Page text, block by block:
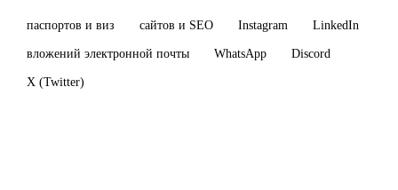
паспортов и виз сайтов и SEO Instagram LinkedIn
вложений электронной почты WhatsApp Discord
X (Twitter)